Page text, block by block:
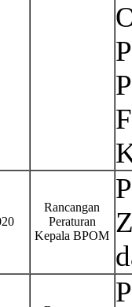
Rancangan
Peraturan
Kepala BPOM